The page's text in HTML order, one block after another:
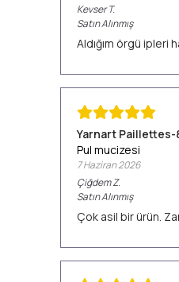
Kevser T.
Satın Alınmış
Aldığım örgü ipleri
Yarnart Paillettes-
Pul mucizesi
7 Haziran 2026
ÇiğdemZ.
Satın Alınmış
Çok asil bir ürün.